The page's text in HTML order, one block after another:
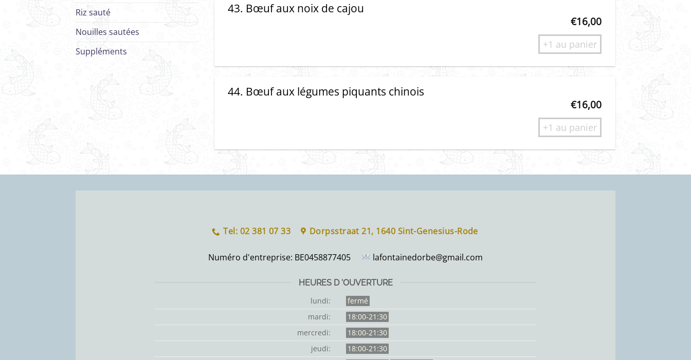
Riz sauté
Nouilles sautées
Suppléments
43. Bœuf aux noix de cajou
€16,00
+1 au panier
44. Bœuf aux légumes piquants chinois
€16,00
+1 au panier
Tel: 02 381 07 33 Dorpsstraat 21, 1640 Sint-Genesius-Rode
Numéro d'entreprise: BE0458877405 lafontainedorbe@gmail.com
HEURES D 'OUVERTURE
lundi:
fermé
mardi:
18:00-21:30
mercredi:
18:00-21:30
jeudi:
18:00-21:30